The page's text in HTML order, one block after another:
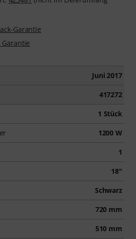
Garantie
Garantie
Juni 2017
417272
1 Stück
1200 W
1
18"
Schwarz
720 mm
510 mm